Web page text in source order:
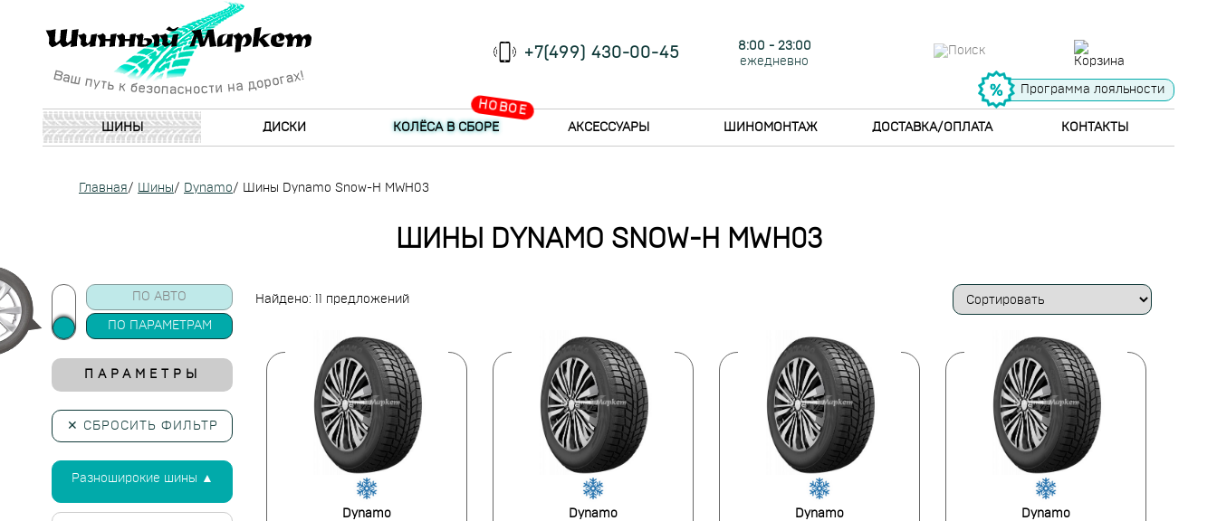
+7(499) 430-00-45
8:00 - 23:00
ежедневно
Программа лояльности
ШИНЫ ДИСКИ
НОВОЕ
КОЛЁСА В СБОРЕ АКСЕССУАРЫ ШИНОМОНТАЖ ДОСТАВКА/ОПЛАТА КОНТАКТЫ
Главная/ Шины/ Dynamo/ Шины Dynamo Snow-H MWH03
ШИНЫ DYNAMO SNOW-H MWH03
Найдено: 11 предложений
Dynamo
Dynamo
Dynamo
Dynamo
ПО АВТО
ПО ПАРАМЕТРАМ
ПАРАМЕТРЫ
✕ СБРОСИТЬ ФИЛЬТР
Разноширокие шины ▲